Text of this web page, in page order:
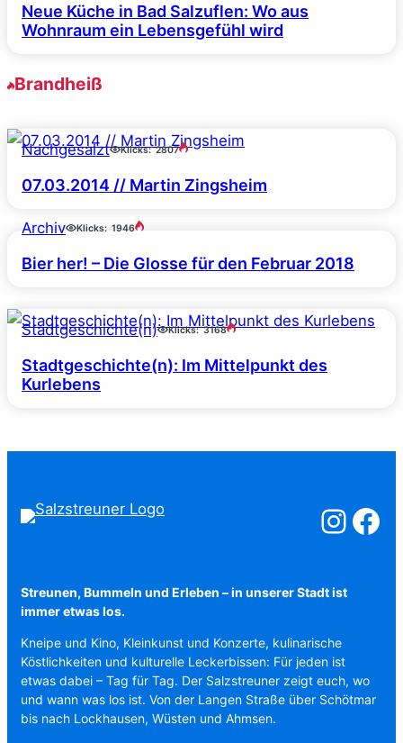
Neue Küche in Bad Salzuflen: Wo aus
Wohnraum ein Lebensgefühl wird
Brandheiß
Nachgesalzt Klicks: 2807
07.03.2014 // Martin Zingsheim
Archiv Klicks: 1946
Bier her! – Die Glosse für den Februar 2018
Stadtgeschichte(n) Klicks: 3168
Stadtgeschichte(n): Im Mittelpunkt des
Kurlebens
Salzstreuner
Streunen, Bummeln und Erleben – in unserer Stadt ist
immer etwas los.
Kneipe und Kino, Kleinkunst und Konzerte, kulinarische
Köstlichkeiten und kulturelle Leckerbissen: Für jeden ist
etwas dabei – Tag für Tag. Der Salzstreuner zeigt euch, wo
und wann was los ist. Von der Langen Straße über Schötmar
bis nach Lockhausen, Wüsten und Ahmsen.